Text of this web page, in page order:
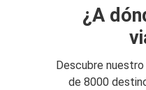
Aberdeen
Dundee
¿A
Descubre
de 8000